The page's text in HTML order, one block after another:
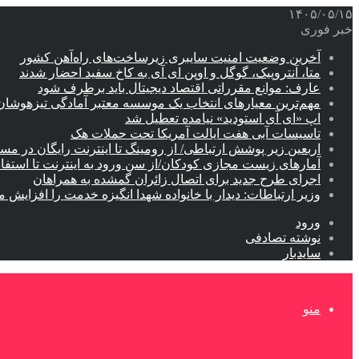
۱۴۰۵/۰۵/۱۵
خبر فوری
آخرین وضعیت امنیت سایبری زیرساخت‌های راه‌آهن کشور
متا، آنتروپیک، گوگل و اوپن ای آی به کاخ سفید احضار شدند
عارف: موانع مقرراتی اقتصاد دیجیتال باید برطرف شود
مهم‌ترین معیارهای انتخاب یک موسسه معتبر آمادگی
اپ «ای آی استودید» نیامده تعطیل شد
تاسیسات آبی هفت ایالت آمریکا تحت حملات هک
اربعین زیر پوشش ارتباطی/ از رومینگ تا اینترنت رایگان در
آمارهای زیست مجازی کودکان/از سن ورود به اینترنت تا
اجرای طرح جدید برای اتصال زائران گمشده به همراهان
وزیر ارتباطات: دیدار با خانواده شهدا انگیزه خدمت را افزایش
ورود
نوشته تصادفی
سایدبار
منو